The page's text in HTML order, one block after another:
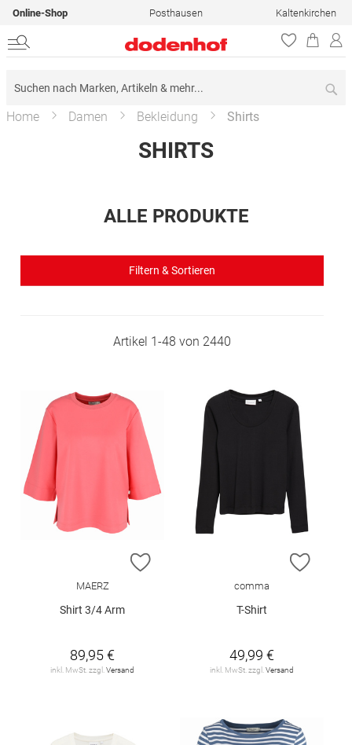
Online-Shop Posthausen Kaltenkirchen
Home Damen Bekleidung Shirts
SHIRTS
ALLE PRODUKTE
Filtern & Sortieren
Artikel 1-48 von 2440
ZUR WUNSCHLISTE HINZUFÜGEN
MAERZ
Shirt 3/4 Arm
89,95 €
inkl. MwSt. zzgl. Versand
ZUR
comma
T-Shirt
49,99 €
inkl. MwSt. zzgl. Versand